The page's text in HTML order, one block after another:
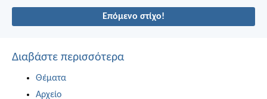
Επόμενο στίχο!
Διαβάστε περισσότερα
Θέματα
Αρχείο